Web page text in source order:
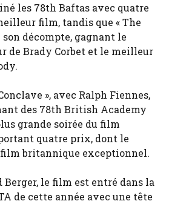
les 78th Baftas avec quatre
film, tandis que « The
décompte, gagnant le
de Brady Corbet et le meilleur
», avec Ralph Fiennes,
des 78th British Academy
grande soirée du film
quatre prix, dont le
britannique exceptionnel.
Berger, le film est entré dans la
de cette année avec une tête